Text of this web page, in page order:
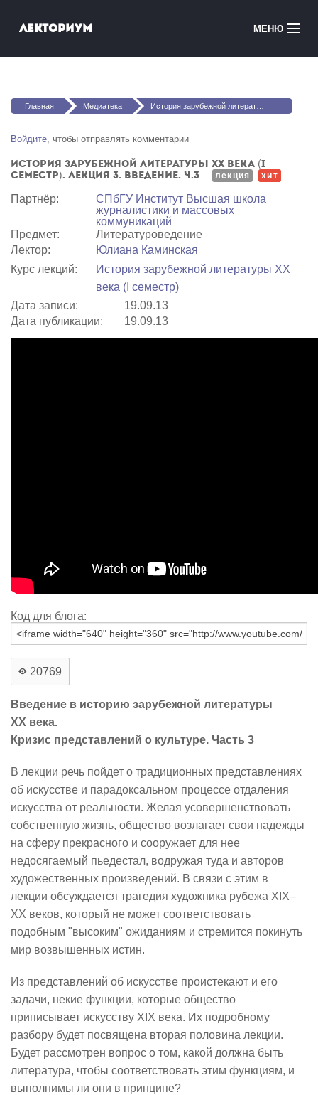
Лекториум МЕНЮ
Медиатека
Courses in English
Войти
Вы здесь
Главная Медиатека История зарубежной литературы XX века (I семестр). Лекция 3. Введение. Ч.3
Войдите, чтобы отправлять комментарии
История зарубежной литературы XX века (I
семестр). Лекция 3. Введение. Ч.3
лекция хит
Партнёр:
СПбГУ Институт Высшая школа
журналистики и массовых
коммуникаций
Предмет:
Литературоведение
Лектор:
Юлиана Каминская
Курс лекций:
История зарубежной литературы XX
века (I семестр)
Дата записи:
19.09.13
Дата публикации:
19.09.13
Код для блога:
20769
Введение в историю зарубежной литературы
XX века.
Кризис представлений о культуре. Часть 3
В лекции речь пойдет о традиционных представлениях
об искусстве и парадоксальном процессе отдаления
искусства от реальности. Желая усовершенствовать
собственную жизнь, общество возлагает свои надежды
на сферу прекрасного и сооружает для нее
недосягаемый пьедестал, водружая туда и авторов
художественных произведений. В связи с этим в
лекции обсуждается трагедия художника рубежа XIX–
XX веков, который не может соответствовать
подобным "высоким" ожиданиям и стремится покинуть
мир возвышенных истин.
Из представлений об искусстве проистекают и его
задачи, некие функции, которые общество
приписывает искусству XIX века. Их подробному
разбору будет посвящена вторая половина лекции.
Будет рассмотрен вопрос о том, какой должна быть
литература, чтобы соответствовать этим функциям, и
выполнимы ли они в принципе?